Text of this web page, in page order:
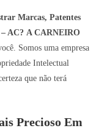
Marcas, Patentes
AC? A CARNEIRO
Somos uma empresa
Intelectual
que não terá
Precioso Em